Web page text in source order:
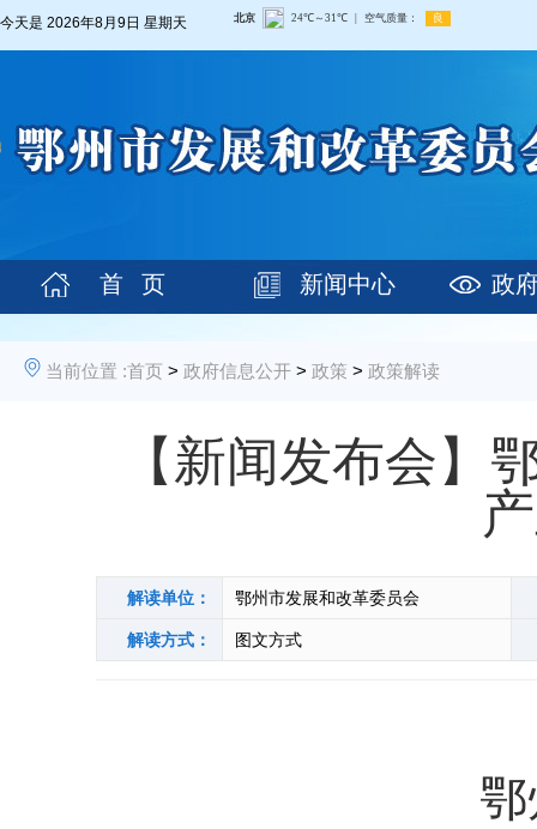
今天是 2026年8月9日 星期天
首 页 新闻中心 政
当前位置 :首页 > 政府信息公开 > 政策 > 政策解读
【新闻发布会】
解读单位： 鄂州市发展和改革委员会
解读方式： 图文方式